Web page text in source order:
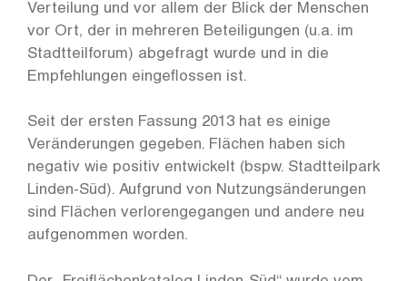
Verteilung und vor allem der Blick der Menschen
vor Ort, der in mehreren Beteiligungen (u.a. im
Stadtteilforum) abgefragt wurde und in die
Empfehlungen eingeflossen ist.
Seit der ersten Fassung 2013 hat es einige
Veränderungen gegeben. Flächen haben sich
negativ wie positiv entwickelt (bspw. Stadtteilpark
Linden-Süd). Aufgrund von Nutzungsänderungen
sind Flächen verlorengegangen und andere neu
aufgenommen worden.